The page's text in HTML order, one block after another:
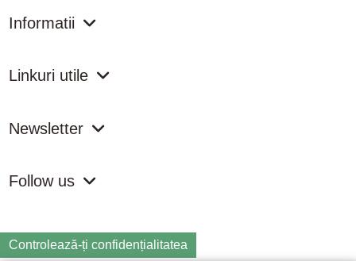
Informatii
Linkuri utile
Newsletter
Follow us
Controlează-ți confidențialitatea